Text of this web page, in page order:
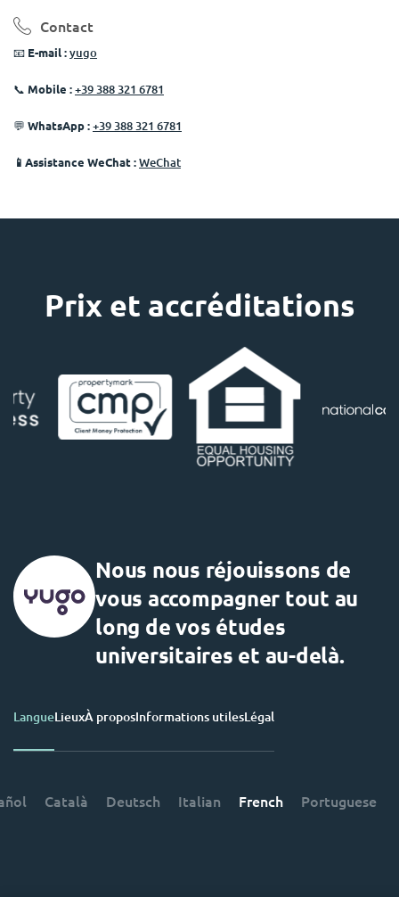
Contact
📧 E-mail :yugo
📞 Mobile :+39 388 321 6781
💬 WhatsApp :+39 388 321 6781
📱Assistance WeChat :WeChat
Prix ​​et accréditations
Nous nous réjouissons de
vous accompagner tout au
long de vos études
universitaires et au-delà.
LangueLieuxÀ proposInformations utilesLégal
Català Deutsch Italian French Portuguese